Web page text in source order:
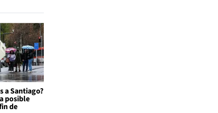
a Santiago?
posible
de